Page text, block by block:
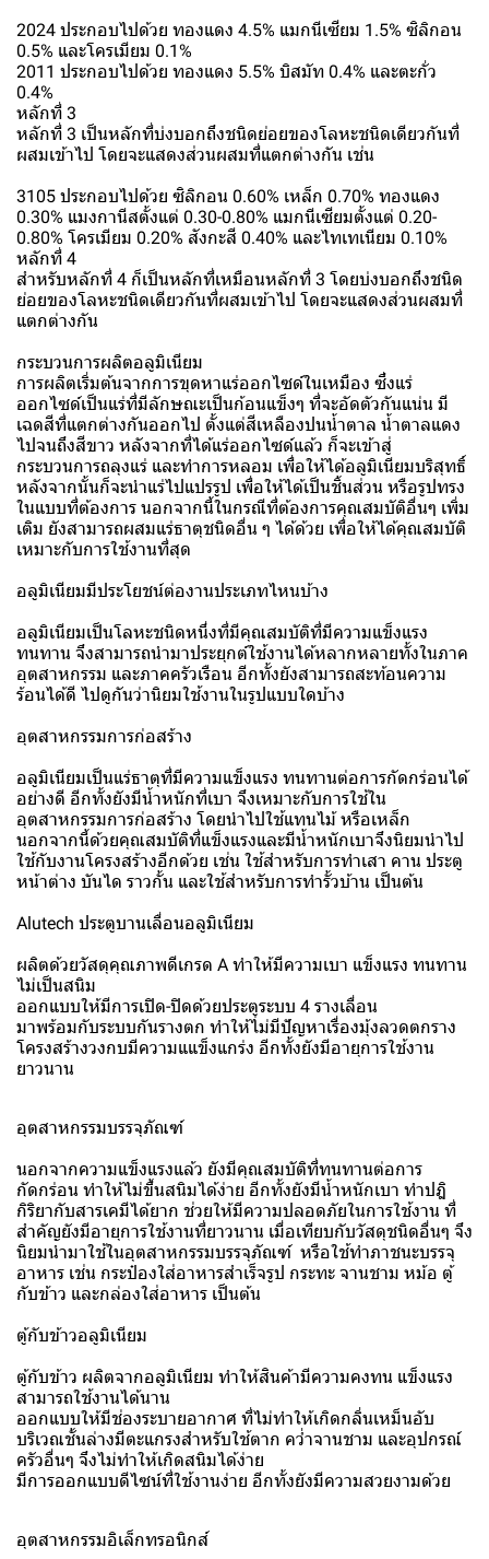
2024 ประกอบไปด้วย ทองแดง 4.5% แมกนีเซียม 1.5% ซิลิกอน
0.5% และโครเมียม 0.1%
2011 ประกอบไปด้วย ทองแดง 5.5% บิสมัท 0.4% และตะกั่ว
0.4%
หลักที่ 3
หลักที่ 3 เป็นหลักที่บ่งบอกถึงชนิดย่อยของโลหะชนิดเดียวกันที่
ผสมเข้าไป โดยจะแสดงส่วนผสมที่แตกต่างกัน เช่น
3105 ประกอบไปด้วย ซิลิกอน 0.60% เหล็ก 0.70% ทองแดง
0.30% แมงกานีสตั้งแต่ 0.30-0.80% แมกนีเซียมตั้งแต่ 0.20-
0.80% โครเมียม 0.20% สังกะสี 0.40% และไทเทเนียม 0.10%
หลักที่ 4
สำหรับหลักที่ 4 ก็เป็นหลักที่เหมือนหลักที่ 3 โดยบ่งบอกถึงชนิด
ย่อยของโลหะชนิดเดียวกันที่ผสมเข้าไป โดยจะแสดงส่วนผสมที่
แตกต่างกัน
กระบวนการผลิตอลูมิเนียม
การผลิตเริ่มต้นจากการขุดหาแร่ออกไซด์ในเหมือง ซึ่งแร่
ออกไซด์เป็นแร่ที่มีลักษณะเป็นก้อนแข็งๆ ที่จะอัดตัวกันแน่น มี
เฉดสีที่แตกต่างกันออกไป ตั้งแต่สีเหลืองปนน้ำตาล น้ำตาลแดง
ไปจนถึงสีขาว หลังจากที่ได้แร่ออกไซด์แล้ว ก็จะเข้าสู่
กระบวนการถลุงแร่ และทำการหลอม เพื่อให้ได้อลูมิเนียมบริสุทธิ์
หลังจากนั้นก็จะนำแร่ไปแปรรูป เพื่อให้ได้เป็นชิ้นส่วน หรือรูปทรง
ในแบบที่ต้องการ นอกจากนี้ในกรณีที่ต้องการคุณสมบัติอื่นๆ เพิ่ม
เติม ยังสามารถผสมแร่ธาตุชนิดอื่น ๆ ได้ด้วย เพื่อให้ได้คุณสมบัติ
เหมาะกับการใช้งานที่สุด
อลูมิเนียมมีประโยชน์ต่องานประเภทไหนบ้าง
อลูมิเนียมเป็นโลหะชนิดหนึ่งที่มีคุณสมบัติที่มีความแข็งแรง
ทนทาน จึงสามารถนำมาประยุกต์ใช้งานได้หลากหลายทั้งในภาค
อุตสาหกรรม และภาคครัวเรือน อีกทั้งยังสามารถสะท้อนความ
ร้อนได้ดี ไปดูกันว่านิยมใช้งานในรูปแบบใดบ้าง
อุตสาหกรรมการก่อสร้าง
อลูมิเนียมเป็นแร่ธาตุที่มีความแข็งแรง ทนทานต่อการกัดกร่อนได้
อย่างดี อีกทั้งยังมีน้ำหนักที่เบา จึงเหมาะกับการใช้ใน
อุตสาหกรรมการก่อสร้าง โดยนำไปใช้แทนไม้ หรือเหล็ก
นอกจากนี้ด้วยคุณสมบัติที่แข็งแรงและมีน้ำหนักเบาจึงนิยมนำไป
ใช้กับงานโครงสร้างอีกด้วย เช่น ใช้สำหรับการทำเสา คาน ประตู
หน้าต่าง บันได ราวกั้น และใช้สำหรับการทำรั้วบ้าน เป็นต้น
Alutech ประตูบานเลื่อนอลูมิเนียม
ผลิตด้วยวัสดุคุณภาพดีเกรด A ทำให้มีความเบา แข็งแรง ทนทาน
ไม่เป็นสนิม
ออกแบบให้มีการเปิด-ปิดด้วยประตูระบบ 4 รางเลื่อน
มาพร้อมกับระบบกันรางตก ทำให้ไ่ม่มีปัญหาเรื่องมุ้งลวดตกราง
โครงสร้างวงกบมีความแแข็งแกร่ง อีกทั้งยังมีอายุการใช้งาน
ยาวนาน
อุตสาหกรรมบรรจุภัณฑ์
นอกจากความแข็งแรงแล้ว ยังมีคุณสมบัติที่ทนทานต่อการ
กัดกร่อน ทำให้ไม่ขึ้นสนิมได้ง่าย อีกทั้งยังมีน้ำหนักเบา ทำปฎิ
กิริยากับสารเคมีได้ยาก ช่วยให้มีความปลอดภัยในการใช้งาน ที่
สำคัญยังมีอายุการใช้งานที่ยาวนาน เมื่อเทียบกับวัสดุชนิดอื่นๆ จึง
นิยมนำมาใช้ในอุตสาหกรรมบรรจุภัณฑ์ หรือใช้ทำภาชนะบรรจุ
อาหาร เช่น กระป๋องใส่อาหารสำเร็จรูป กระทะ จานชาม หม้อ ตู้
กับข้าว และกล่องใส่อาหาร เป็นต้น
ตู้กับข้าวอลูมิเนียม
ตู้กับข้าว ผลิตจากอลูมิเนียม ทำให้สินค้ามีความคงทน แข็งแรง
สามารถใช้งานได้นาน
ออกแบบให้มีช่องระบายอากาศ ที่ไม่ทำให้เกิดกลิ่นเหม็นอับ
บริเวณชั้นล่างมีตะแกรงสำหรับใช้ตาก คว่ำจานชาม และอุปกรณ์
ครัวอื่นๆ จึงไม่ทำให้เกิดสนิมได้ง่าย
มีการออกแบบดีไซน์ที่ใช้งานง่าย อีกทั้งยังมีความสวยงามด้วย
อุตสาหกรรมอิเล็กทรอนิกส์